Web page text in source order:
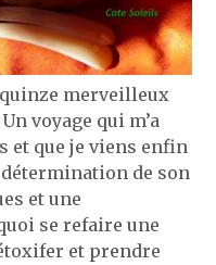
merveilleux
voyage qui m’a
et que je viens enfin
de son
et une
se refaire une
et prendre